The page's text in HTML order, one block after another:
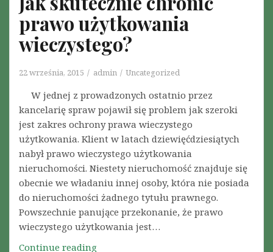
ł
o
w
i
k
a
w
S
t
r
a
s
b
u
r
i
z
a
u
z
k
o
d
z
e
n
i
e
s
a
o
n
p
o
l
k
i
e
j
p
r
o
c
e
d
prawo użytkowania
wieczystego?
22 września, 2015 admin Uncategorized
W jednej z prowadzonych ostatnio przez
kancelarię spraw pojawił się problem jak szeroki
jest zakres ochrony prawa wieczystego
użytkowania. Klient w latach dziewięćdziesiątych
nabył prawo wieczystego użytkowania
nieruchomości. Niestety nieruchomość znajduje się
obecnie we władaniu innej osoby, która nie posiada
do nieruchomości żadnego tytułu prawnego.
Powszechnie panujące przekonanie, że prawo
wieczystego użytkowania jest…
Continue reading